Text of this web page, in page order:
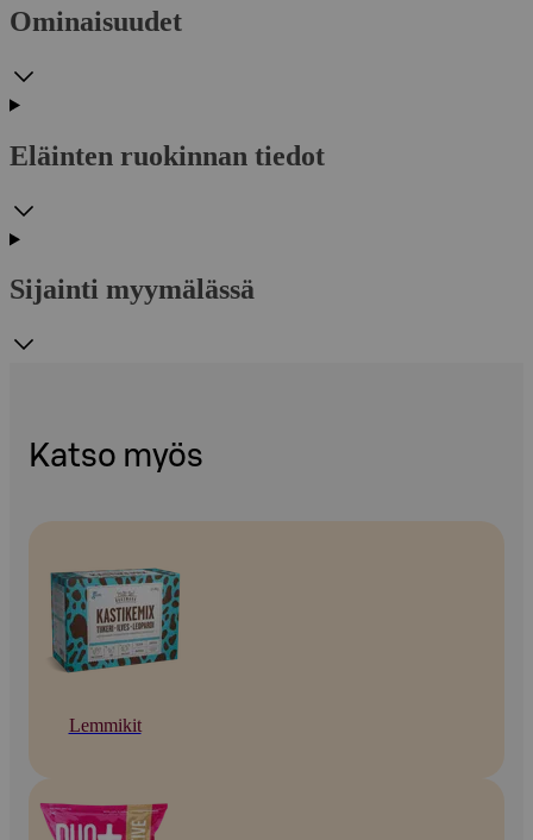
Ominaisuudet
Eläinten ruokinnan tiedot
Sijainti myymälässä
Katso myös
Lemmikit